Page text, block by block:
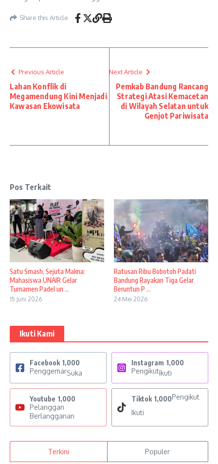
Share this Article
Previous Article
Lahan Konflik di
Megamendung Kini Menjadi
Kawasan Ekowisata
Next Article
Pemkab Bandung Rancang
Strategi Atasi Kemacetan
di Wilayah Selatan untuk
Genjot Pariwisata
Pos Terkait
Satu Smash, Sejuta Makna:
Mahasiswa UNAIR Gelar
Turnamen Padel un ...
15 Juni 2026
Ratusan Ribu Bobotoh Padati
Bandung Rayakan Tiga Gelar
Beruntun P ...
24 Mei 2026
Ikuti Kami
Facebook 1,000
PenggemarSuka
Instagram 1,000
PengikutIkuti
Youtube 1,000
Pelanggan
Berlangganan
Tiktok 1,000Pengikut
Ikuti
Terkini Populer